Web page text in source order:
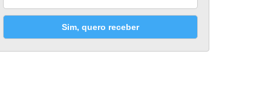
Sim, quero receber